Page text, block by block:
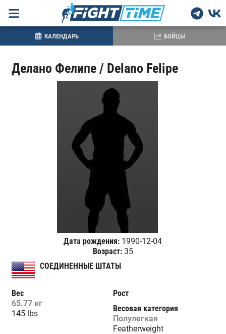
Делано Фелипе / Delano Felipe
Дата рождения: 1990-12-04
Возраст:35
СОЕДИНЕННЫЕ ШТАТЫ
Вес
65.77 кг
145 lbs
Рост
Весовая категория
Полулегкая
Featherweight
КАЛЕНДАРЬ БОЙЦЫ